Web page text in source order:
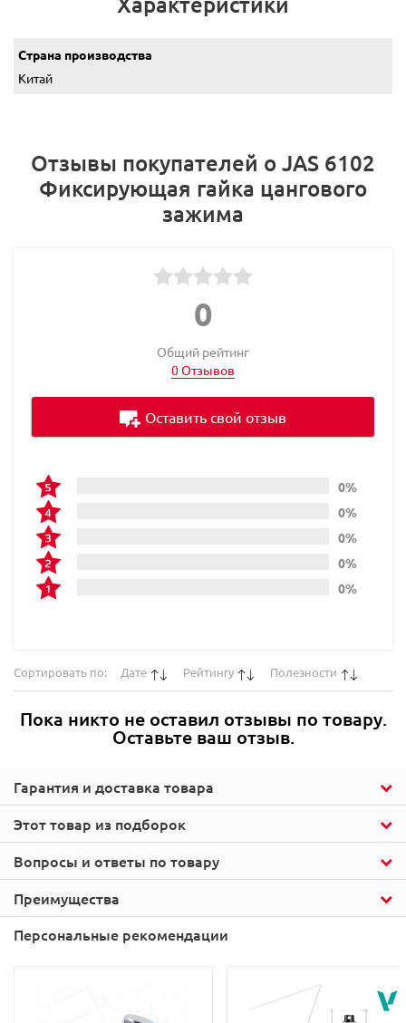
Страна производства
Китай
Этот товар из подборок
Гарантия и доставка товара
Отзывы покупателей о JAS 6102
Фиксирующая гайка цангового
зажима
0
Общий рейтинг
0 Отзывов
0%
0%
0%
0%
0%
Оставить свой отзыв
Сортировать по: Дате Рейтингу Полезности
Пока никто не оставил отзывы по товару.
Оставьте ваш отзыв.
Вопросы и ответы по товару
Преимущества
Персональные рекомендации